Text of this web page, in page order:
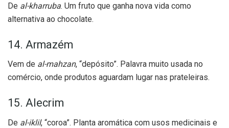
De al-kharruba. Um fruto que ganha nova vida como
alternativa ao chocolate.
14. Armazém
Vem de al-mahzan, “depósito”. Palavra muito usada no
comércio, onde produtos aguardam lugar nas prateleiras.
15. Alecrim
De al-iklil, “coroa”. Planta aromática com usos medicinais e